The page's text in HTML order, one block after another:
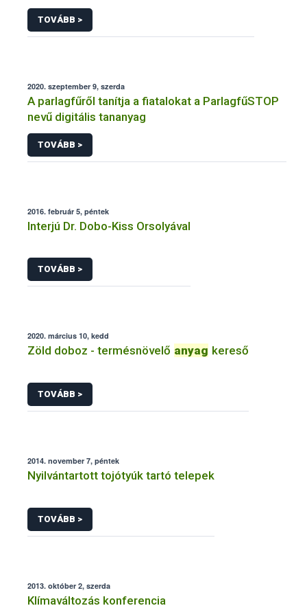
TOVÁBB >
2020. szeptember 9, szerda
A parlagfűről tanítja a fiatalokat a ParlagfűSTOP
nevű digitális tananyag
TOVÁBB >
2016. február 5, péntek
Interjú Dr. Dobo-Kiss Orsolyával
TOVÁBB >
2020. március 10, kedd
Zöld doboz - termésnövelő anyag kereső
TOVÁBB >
2014. november 7, péntek
Nyilvántartott tojótyúk tartó telepek
TOVÁBB >
2013. október 2, szerda
Klímaváltozás konferencia